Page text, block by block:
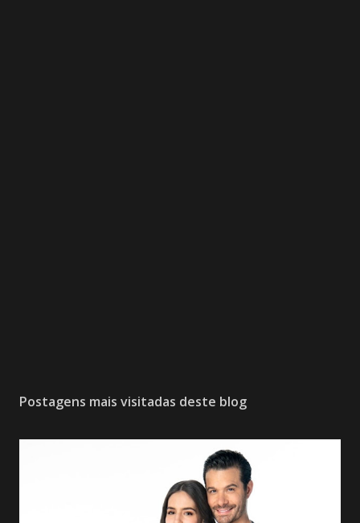
Postagens mais visitadas deste blog